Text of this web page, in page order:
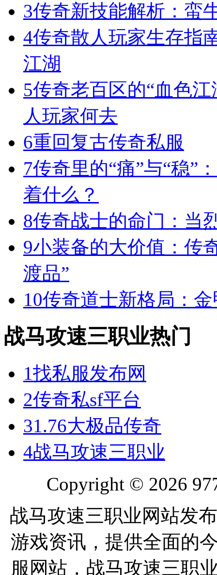
3传奇新技能解析：
4传奇散人玩家生存指
江湖
5传奇老百区的“血色
人玩家何去
6重回复古传奇私服
7传奇里的“痛”与“稳”
着什么？
8传奇战士的命门：当
9小装备的大价值：传
渡品”
10传奇道士新格局：
战马攻速三职业热门
1找私服发布网
2传奇私sf平台
31.76大极品传奇
4战马攻速三职业
Copyright © 2026
战马攻速三职业网站发
游戏资讯，提供全面的
服网站，战马攻速三职